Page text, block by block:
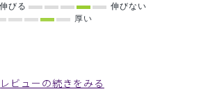
びる
伸びない
厚い
レビューの続きをみる